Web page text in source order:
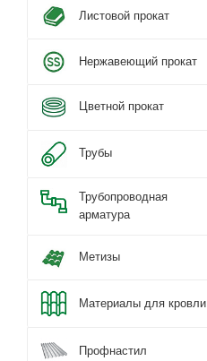
Листовой прокат
Нержавеющий прокат
Цветной прокат
Трубы
Трубопроводная
арматура
Метизы
Материалы для кровли
Профнастил